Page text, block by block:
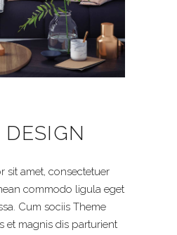
sit amet, consectetuer
commodo ligula eget
Cum sociis Theme
et magnis dis parturient